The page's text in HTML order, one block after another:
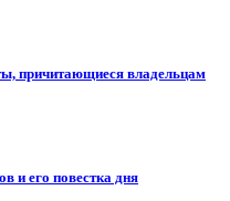
причитающиеся владельцам
и его повестка дня